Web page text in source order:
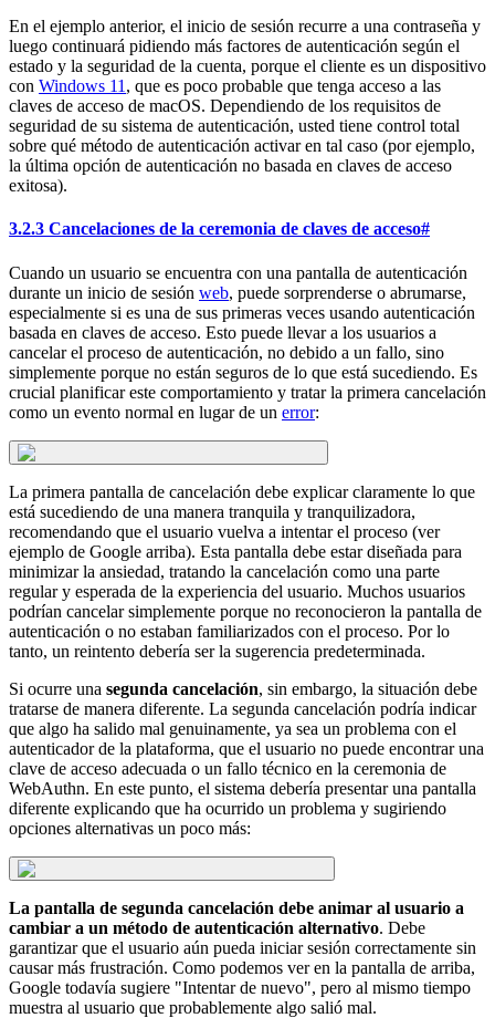
En el ejemplo anterior, el inicio de sesión recurre a una contraseña y
luego continuará pidiendo más factores de autenticación según el
estado y la seguridad de la cuenta, porque el cliente es un dispositivo
con Windows 11 , que es poco probable que tenga acceso a las
claves de acceso de macOS. Dependiendo de los requisitos de
seguridad de su sistema de autenticación, usted tiene control total
sobre qué método de autenticación activar en tal caso (por ejemplo,
la última opción de autenticación no basada en claves de acceso
exitosa).
3.2.3 Cancelaciones de la ceremonia de claves de acceso#
Cuando un usuario se encuentra con una pantalla de autenticación
durante un inicio de sesión web, puede sorprenderse o abrumarse,
especialmente si es una de sus primeras veces usando autenticación
basada en claves de acceso. Esto puede llevar a los usuarios a
cancelar el proceso de autenticación, no debido a un fallo, sino
simplemente porque no están seguros de lo que está sucediendo. Es
crucial planificar este comportamiento y tratar la primera cancelación
como un evento normal en lugar de un error:
La primera pantalla de cancelación debe explicar claramente lo que
está sucediendo de una manera tranquila y tranquilizadora,
recomendando que el usuario vuelva a intentar el proceso (ver
ejemplo de Google arriba). Esta pantalla debe estar diseñada para
minimizar la ansiedad, tratando la cancelación como una parte
regular y esperada de la experiencia del usuario. Muchos usuarios
podrían cancelar simplemente porque no reconocieron la pantalla de
autenticación o no estaban familiarizados con el proceso. Por lo
tanto, un reintento debería ser la sugerencia predeterminada.
Si ocurre una segunda cancelación, sin embargo, la situación debe
tratarse de manera diferente. La segunda cancelación podría indicar
que algo ha salido mal genuinamente, ya sea un problema con el
autenticador de la plataforma, que el usuario no puede encontrar una
clave de acceso adecuada o un fallo técnico en la ceremonia de
WebAuthn. En este punto, el sistema debería presentar una pantalla
diferente explicando que ha ocurrido un problema y sugiriendo
opciones alternativas un poco más:
La pantalla de segunda cancelación debe animar al usuario a
cambiar a un método de autenticación alternativo. Debe
garantizar que el usuario aún pueda iniciar sesión correctamente sin
causar más frustración. Como podemos ver en la pantalla de arriba,
Google todavía sugiere "Intentar de nuevo", pero al mismo tiempo
muestra al usuario que probablemente algo salió mal.